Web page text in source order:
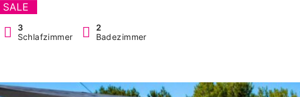
SALE
3
Schlafzimmer
2
Badezimmer